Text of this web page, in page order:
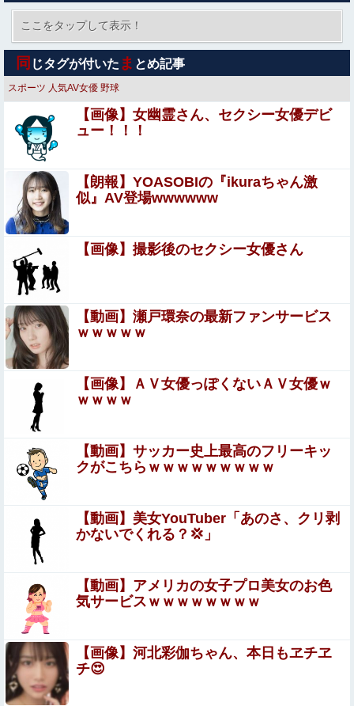
【閲覧注意】お願いだからフェイクであってほしいこの女
児の動画、本物だった…
【閲覧注意・動画】大阪で警察に射殺された男の動画、エ
グい 撃たれてから叫びながら苦しみもがいて死ぬ
募金のピンハネ疑惑をかけられた某野党、「全額が被災地
のために使用されます」と議員が反論するも……
【閲覧注意】ENHYPEN・NI-KIファン「みなちゃん」
（キャバ嬢・MINA）自殺動画
【動画】仙台育英の野球部女子マネ、あざといウィンクで
お前らの心を鷲掴みｗｗｗｗｗ
【閲覧注意】ENHYPEN・NI-KIファン「みなちゃん」
（キャバ嬢・MINA）自殺動画
【悲報】風俗嬢やってる女の末路ｗｗｗｗｗｗｗｗｗｗｗ
残業でクタクタになって帰宅し、気晴らしにゲームやスマ
ホをちょっとしてるだけなのに妊娠中の妻がため息をつき
ながら家事をする
【衝撃】ハンターハンター、とんでもねえ伏線が発掘され
る。クルタ族の虐殺犯人がツェリードニヒだった模様！
【悲報】高市政権「永住許可厳格化するわ」外国
人さん「もう日本ええわ…」
エロ漫画『TSしてパパのえっちな娘になるバイト そして
娘堕ちするまでがセット』をrawやhitomiを使わずに無料
で読む方法│あむぁいおかし製作所
アイナが乗っていた「高機動試作型ザク」ってよく考える
と時系列がおかしいな他
ーかわいそう…会社滅茶苦茶やろなぁ」
ワイ「米津玄師ってソロじゃなくてバンドのボーカルなら
よかったよね」
【画像】講談社さん、ミスマガジンで児童を性搾取してし
まうｗｗｗｗｗｗｗｗｗ
ここをタップして表示！
同 じタグが付いた ま とめ記事
スポーツ 人気AV女優 野球
【画像】女幽霊さん、セクシー女優デビ
ュー！！！
【朗報】YOASOBIの『ikuraちゃん激
似』AV登場wwwwww
【画像】撮影後のセクシー女優さん
【動画】瀬戸環奈の最新ファンサービス
ｗｗｗｗｗ
【画像】ＡＶ女優っぽくないＡＶ女優ｗ
ｗｗｗｗ
【動画】サッカー史上最高のフリーキッ
クがこちらｗｗｗｗｗｗｗｗｗ
【動画】美女YouTuber「あのさ、クリ剥
かないでくれる？💢」
【動画】アメリカの女子プロ美女のお色
気サービスｗｗｗｗｗｗｗｗ
【画像】河北彩伽ちゃん、本日もヱチヱ
チ😍